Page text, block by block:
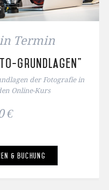
Termin
Grundlagen”
der Fotografie in
Online-Kurs
€
& Buchung